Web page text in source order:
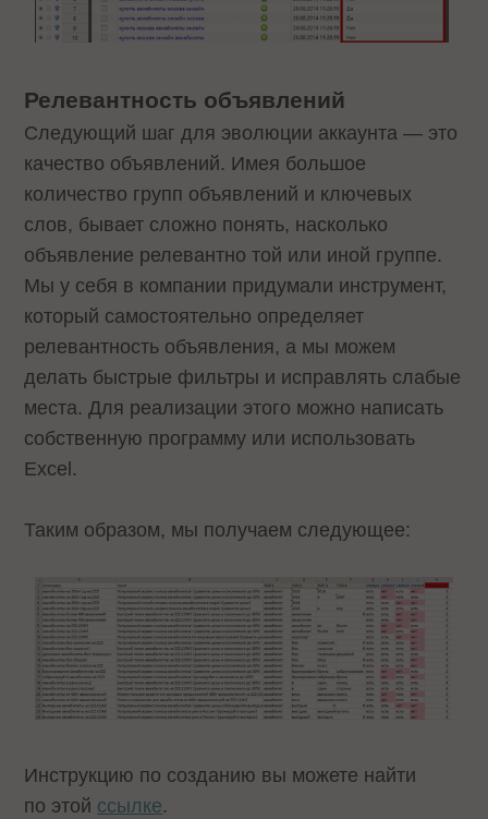
Релевантность объявлений
Следующий шаг для эволюции аккаунта — это
качество объявлений. Имея большое
количество групп объявлений и ключевых
слов, бывает сложно понять, насколько
объявление релевантно той или иной группе.
Мы у себя в компании придумали инструмент,
который самостоятельно определяет
релевантность объявления, а мы можем
делать быстрые фильтры и исправлять слабые
места. Для реализации этого можно написать
собственную программу или использовать
Excel.
Таким образом, мы получаем следующее:
Инструкцию по созданию вы можете найти
по этой ссылке.